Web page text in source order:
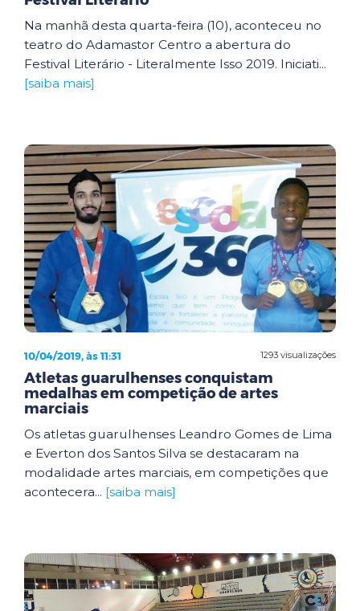
Na manhã desta quarta-feira (10), aconteceu no
teatro do Adamastor Centro a abertura do
Festival Literário - Literalmente Isso 2019. Iniciati...
[saiba mais]
1293 visualizações
10/04/2019, às 11:31
Atletas guarulhenses conquistam
medalhas em competição de artes
marciais
Os atletas guarulhenses Leandro Gomes de Lima
e Everton dos Santos Silva se destacaram na
modalidade artes marciais, em competições que
acontecera... [saiba mais]